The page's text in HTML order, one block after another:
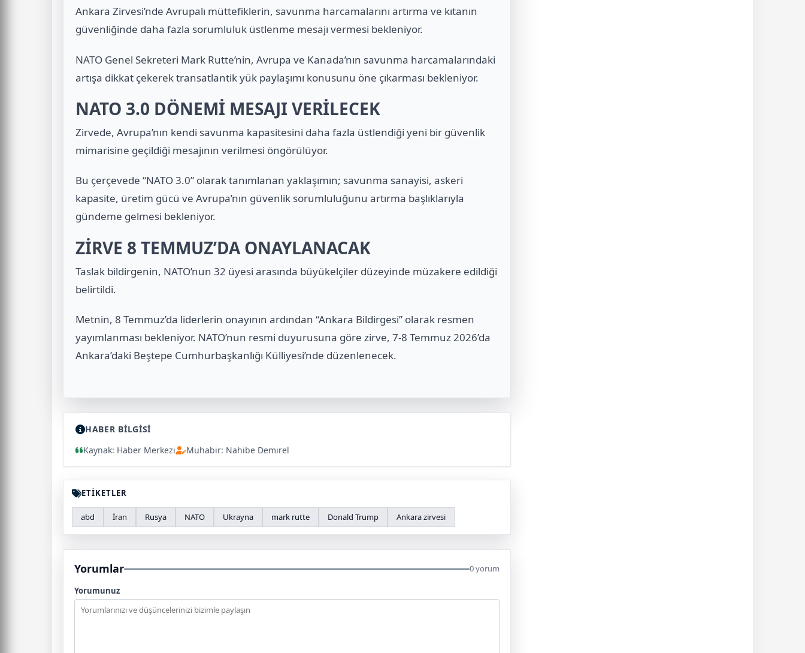
Ankara Zirvesi’nde Avrupalı müttefiklerin, savunma harcamalarını artırma ve kıtanın
güvenliğinde daha fazla sorumluluk üstlenme mesajı vermesi bekleniyor.
NATO Genel Sekreteri Mark Rutte’nin, Avrupa ve Kanada’nın savunma harcamalarındaki
artışa dikkat çekerek transatlantik yük paylaşımı konusunu öne çıkarması bekleniyor.
NATO 3.0 DÖNEMİ MESAJI VERİLECEK
Zirvede, Avrupa’nın kendi savunma kapasitesini daha fazla üstlendiği yeni bir güvenlik
mimarisine geçildiği mesajının verilmesi öngörülüyor.
Bu çerçevede “NATO 3.0” olarak tanımlanan yaklaşımın; savunma sanayisi, askeri
kapasite, üretim gücü ve Avrupa’nın güvenlik sorumluluğunu artırma başlıklarıyla
gündeme gelmesi bekleniyor.
ZİRVE 8 TEMMUZ’DA ONAYLANACAK
Taslak bildirgenin, NATO’nun 32 üyesi arasında büyükelçiler düzeyinde müzakere edildiği
belirtildi.
Metnin, 8 Temmuz’da liderlerin onayının ardından “Ankara Bildirgesi” olarak resmen
yayımlanması bekleniyor. NATO’nun resmi duyurusuna göre zirve, 7-8 Temmuz 2026’da
Ankara’daki Beştepe Cumhurbaşkanlığı Külliyesi’nde düzenlenecek.
HABER BİLGİSİ
Kaynak: Haber Merkezi
Muhabir: Nahibe Demirel
ETİKETLER
abd İran Rusya NATO Ukrayna mark rutte Donald Trump Ankara zirvesi
Yorumlar 0 yorum
Yorumunuz